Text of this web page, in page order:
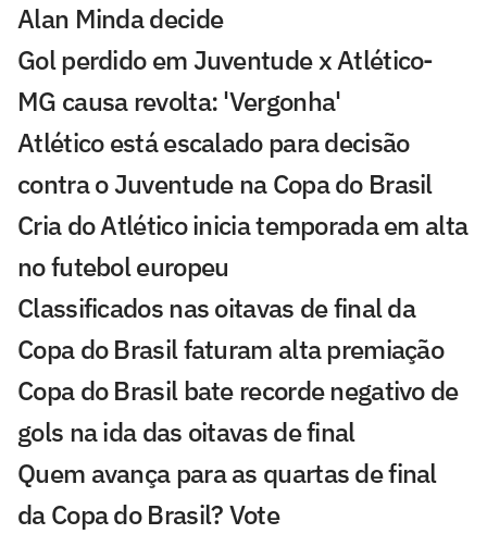
Alan Minda decide
Gol perdido em Juventude x Atlético-
MG causa revolta: 'Vergonha'
Atlético está escalado para decisão
contra o Juventude na Copa do Brasil
Cria do Atlético inicia temporada em alta
no futebol europeu
Classificados nas oitavas de final da
Copa do Brasil faturam alta premiação
Copa do Brasil bate recorde negativo de
gols na ida das oitavas de final
Quem avança para as quartas de final
da Copa do Brasil? Vote